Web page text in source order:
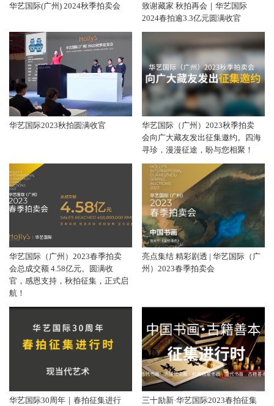
华艺国际(广州) 2024秋季拍卖会
致谢藏家 秋拍再会｜华艺国际
2024春拍逾3.3亿元圆满收官
华艺国际2023秋拍圆满收官
华艺国际（广州）2023秋季拍卖
会向广大藏友发出征集邀约。四海
寻珍，漫漫征途，盼与您相聚！
华艺国际（广州）2023春季拍卖
会总成交额 4.58亿元。圆满收
官，感恩支持，秋拍征集，正式启
航！
亮点集结 精彩剧透 | 华艺国际（广
州）2023春季拍卖会
华艺国际30周年｜春拍征集进行
三十励新·华艺国际2023春拍征集